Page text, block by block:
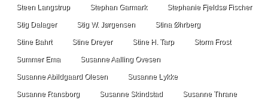
Steen Langstrup Stephan Garmark Stephanie Fjeldsø Fischer
Stig Dalager Stig W. Jørgensen Stina Øhrberg
Stine Bahrt Stine Dreyer Stine H. Tarp Storm Frost
Summer Ema Susanne Aalling Ovesen
Susanne Abildgaard Olesen Susanne Lykke
Susanne Ransborg Susanne Skindstad Susanne Thrane